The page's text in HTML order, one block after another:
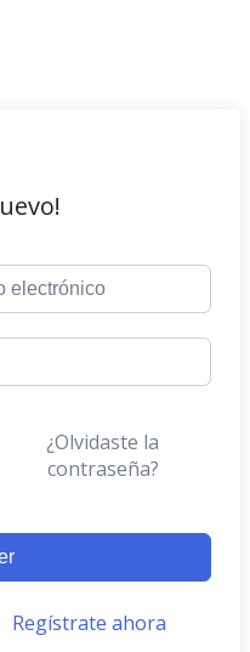
¿Olvidaste la
contraseña?
Regístrate ahora